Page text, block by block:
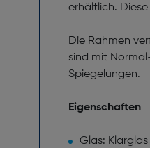
erhältlich.
Die Rahmen
sind mit
Spiegelungen.
Eigenschaften
Glas: